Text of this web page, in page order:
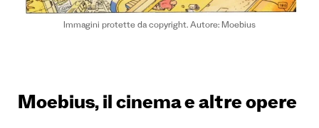
Immagini protette da copyright. Autore: Moebius
Moebius, il cinema e altre opere